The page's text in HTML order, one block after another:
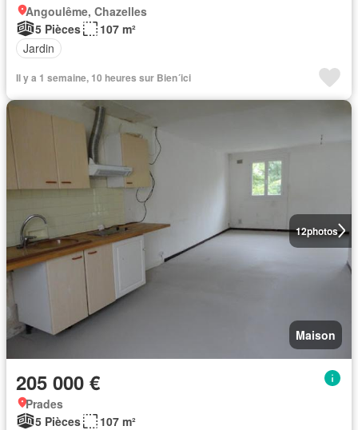
Angoulême, Chazelles
5 Pièces
107 m²
Jardin
Il y a 1 semaine, 10 heures sur Bien´ici
12photos
Maison
205 000 €
Prades
5 Pièces
107 m²